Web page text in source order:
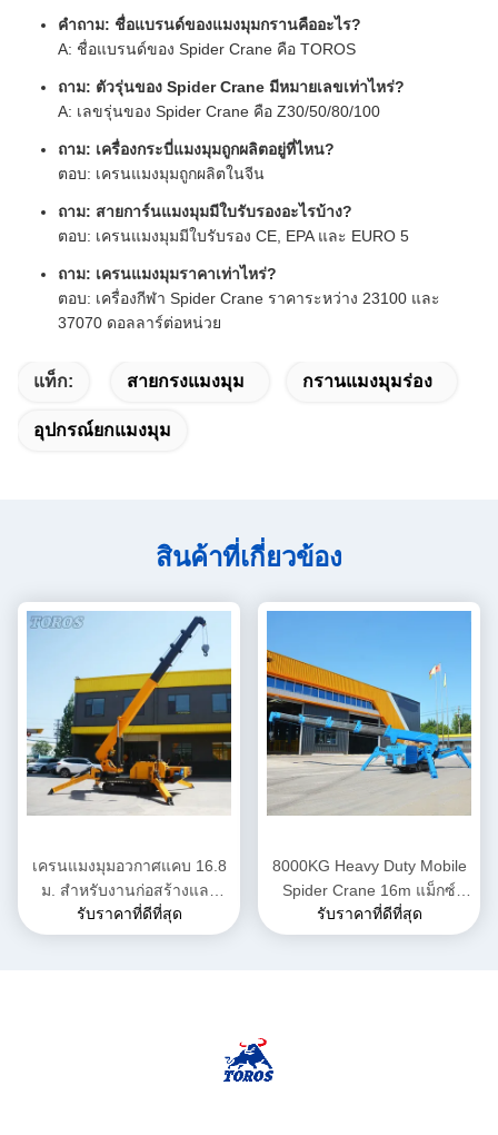
คําถาม: ชื่อแบรนด์ของแมงมุมกรานคืออะไร?
A: ชื่อแบรนด์ของ Spider Crane คือ TOROS
ถาม: ตัวรุ่นของ Spider Crane มีหมายเลขเท่าไหร่?
A: เลขรุ่นของ Spider Crane คือ Z30/50/80/100
ถาม: เครื่องกระบี่แมงมุมถูกผลิตอยู่ที่ไหน?
ตอบ: เครนแมงมุมถูกผลิตในจีน
ถาม: สายการ์นแมงมุมมีใบรับรองอะไรบ้าง?
ตอบ: เครนแมงมุมมีใบรับรอง CE, EPA และ EURO 5
ถาม: เครนแมงมุมราคาเท่าไหร่?
ตอบ: เครื่องกีฬา Spider Crane ราคาระหว่าง 23100 และ
37070 ดอลลาร์ต่อหน่วย
แท็ก: สายกรงแมงมุม กรานแมงมุมร่อง
อุปกรณ์ยกแมงมุม
สินค้าที่เกี่ยวข้อง
เครนแมงมุมอวกาศแคบ 16.8
ม. สำหรับงานก่อสร้างและ
อุตสาหกรรม
รับราคาที่ดีที่สุด
8000KG Heavy Duty Mobile
Spider Crane 16m แม็กซ์
ความสูงในการยก
รับราคาที่ดีที่สุด